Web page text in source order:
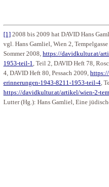
[1] 2008 bis 2009 hat DAVID Hans
vgl. Hans Gamliel, Wien 2,
Sommer 2008, https://davidkultur.at/
1953-teil-1, Teil 2, DAVID Heft 78,
4, DAVID Heft 80, Pessach 2009,
erinnerungen-1943-8211-1953-teil-4,
https://davidkultur.at/artikel/wien-2-
Lutter (Hg.): Hans Gamliel, Eine